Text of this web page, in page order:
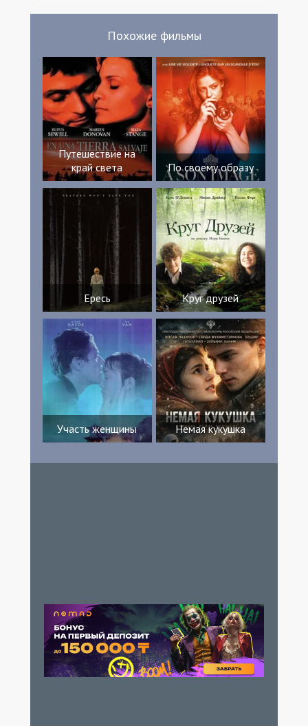
Похожие фильмы
Путешествие на
край света
По своему образу
Ересь Круг друзей
Участь женщины Немая кукушка